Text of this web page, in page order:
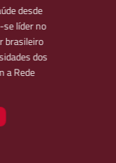
desde
se líder no
brasileiro
dos
a Rede